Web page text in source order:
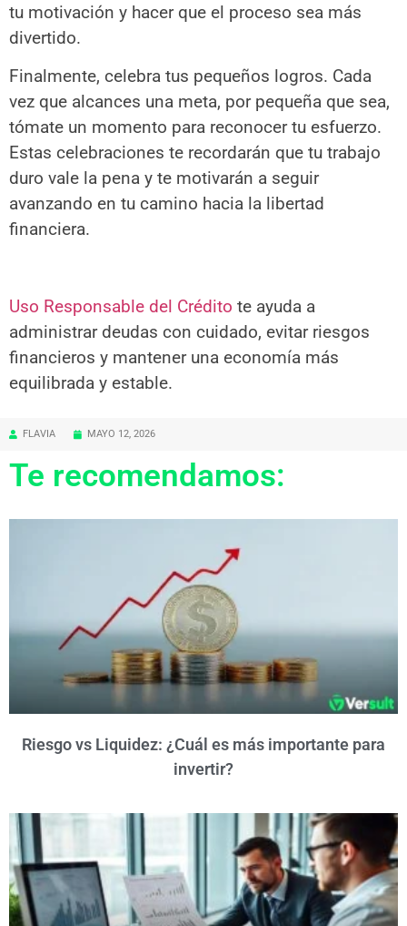
tu motivación y hacer que el proceso sea más
divertido.
Finalmente, celebra tus pequeños logros. Cada
vez que alcances una meta, por pequeña que sea,
tómate un momento para reconocer tu esfuerzo.
Estas celebraciones te recordarán que tu trabajo
duro vale la pena y te motivarán a seguir
avanzando en tu camino hacia la libertad
financiera.
Uso Responsable del Crédito te ayuda a
administrar deudas con cuidado, evitar riesgos
financieros y mantener una economía más
equilibrada y estable.
FLAVIA MAYO 12, 2026
Te recomendamos:
Riesgo vs Liquidez: ¿Cuál es más importante para
invertir?